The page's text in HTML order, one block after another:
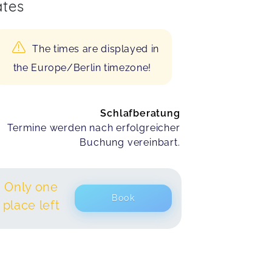
The times are displayed in
the Europe/Berlin timezone!
Schlafberatung
Termine werden nach erfolgreicher
Buchung vereinbart.
Only one
place left
Book